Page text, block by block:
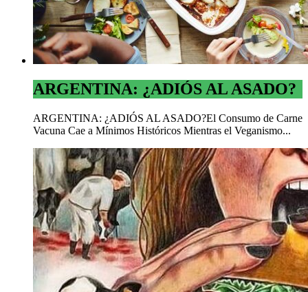
ARGENTINA: ¿ADIÓS AL ASADO?
ARGENTINA: ¿ADIÓS AL ASADO?El Consumo de Carne
Vacuna Cae a Mínimos Históricos Mientras el Veganismo...